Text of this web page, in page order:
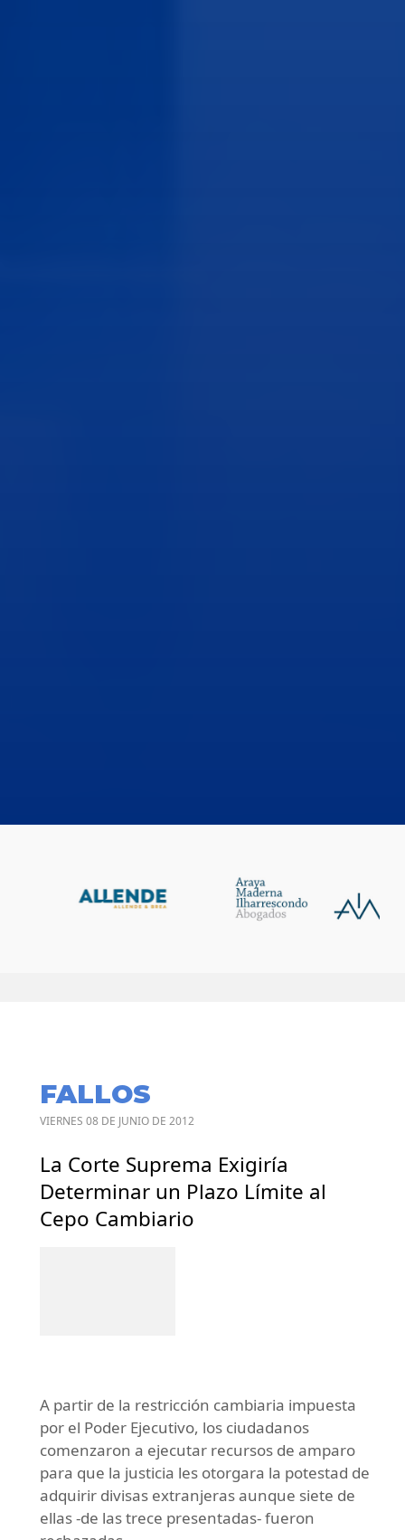
FALLOS
VIERNES 08 DE JUNIO DE 2012
La Corte Suprema Exigiría
Determinar un Plazo Límite al
Cepo Cambiario
A partir de la restricción cambiaria impuesta
por el Poder Ejecutivo, los ciudadanos
comenzaron a ejecutar recursos de amparo
para que la justicia les otorgara la potestad de
adquirir divisas extranjeras aunque siete de
ellas -de las trece presentadas- fueron